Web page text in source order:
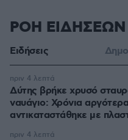
ΡΟΗ ΕΙΔΗΣΕΩΝ
Ειδήσεις
Δύτης βρήκε χρυσό
ναυάγιο: Χρόνια
αντικαταστάθηκε με
πριν 4 λεπτά
πριν 4 λεπτά